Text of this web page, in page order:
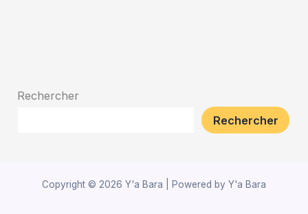
Rechercher
Rechercher
Copyright © 2026 Y'a Bara | Powered by Y'a Bara